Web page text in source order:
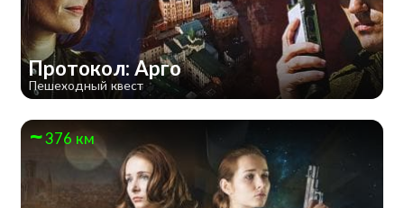
Протокол: Арго
Пешеходный квест
376 км